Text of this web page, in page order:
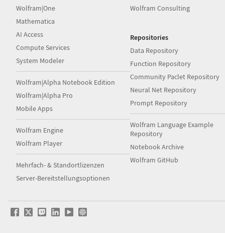
Wolfram|One
Mathematica
AI Access
Compute Services
System Modeler
Wolfram|Alpha Notebook Edition
Wolfram|Alpha Pro
Mobile Apps
Wolfram Engine
Wolfram Player
Mehrfach- & Standortlizenzen
Server-Bereitstellungsoptionen
Wolfram Consulting
Repositories
Data Repository
Function Repository
Community Paclet Repository
Neural Net Repository
Prompt Repository
Wolfram Language Example
Repository
Notebook Archive
Wolfram GitHub